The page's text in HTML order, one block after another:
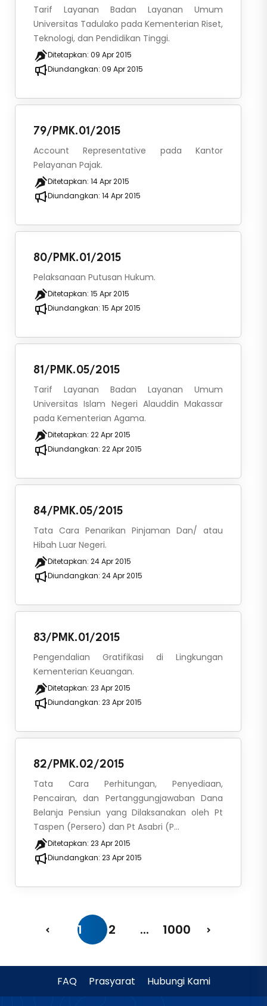
Tarif Layanan Badan Layanan Umum
Universitas Tadulako pada Kementerian Riset,
Teknologi, dan Pendidikan Tinggi.
Ditetapkan: 09 Apr 2015
Diundangkan: 09 Apr 2015
79/PMK.01/2015
Account Representative pada Kantor
Pelayanan Pajak.
Ditetapkan: 14 Apr 2015
Diundangkan: 14 Apr 2015
80/PMK.01/2015
Pelaksanaan Putusan Hukum.
Ditetapkan: 15 Apr 2015
Diundangkan: 15 Apr 2015
81/PMK.05/2015
Tarif Layanan Badan Layanan Umum
Universitas Islam Negeri Alauddin Makassar
pada Kementerian Agama.
Ditetapkan: 22 Apr 2015
Diundangkan: 22 Apr 2015
84/PMK.05/2015
Tata Cara Penarikan Pinjaman Dan/ atau
Hibah Luar Negeri.
Ditetapkan: 24 Apr 2015
Diundangkan: 24 Apr 2015
83/PMK.01/2015
Pengendalian Gratifikasi di Lingkungan
Kementerian Keuangan.
Ditetapkan: 23 Apr 2015
Diundangkan: 23 Apr 2015
82/PMK.02/2015
Tata Cara Perhitungan, Penyediaan,
Pencairan, dan Pertanggungjawaban Dana
Belanja Pensiun yang Dilaksanakan oleh Pt
Taspen (Persero) dan Pt Asabri (P...
Ditetapkan: 23 Apr 2015
Diundangkan: 23 Apr 2015
1 2 ... 1000
FAQ Prasyarat Hubungi Kami